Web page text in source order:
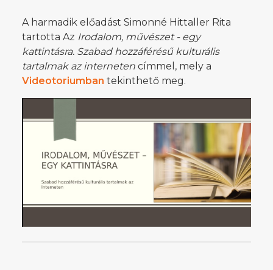
A harmadik előadást Simonné Hittaller Rita
tartotta Az Irodalom, művészet - egy
kattintásra. Szabad hozzáférésű kulturális
tartalmak az interneten címmel, mely a
Videotoriumban tekinthető meg.